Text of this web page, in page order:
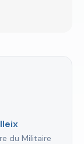
du Militaire